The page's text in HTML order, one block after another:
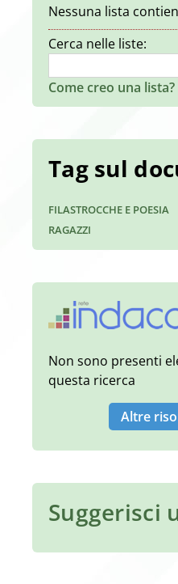
Nessuna lista
Cerca nelle liste:
Come creo una lista?
Tag sul
FILASTROCCHE E POESIA
RAGAZZI
Non sono presenti
questa ricerca
Altre
Suggerisci